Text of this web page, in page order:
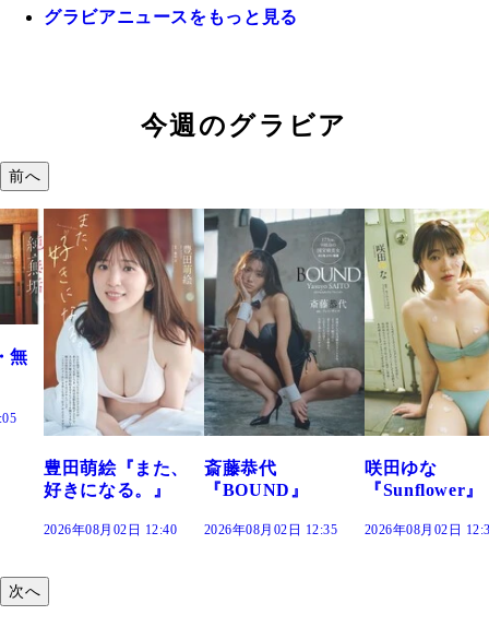
グラビアニュースをもっと見る
今週のグラビア
前へ
斎藤恭代
『BOUND』
2026年08月02日 12:35
咲田ゆな
『Sunflower』
2026年08月02日 12:30
藤水咲桜『花
だまり』
2026年08月02日
次へ